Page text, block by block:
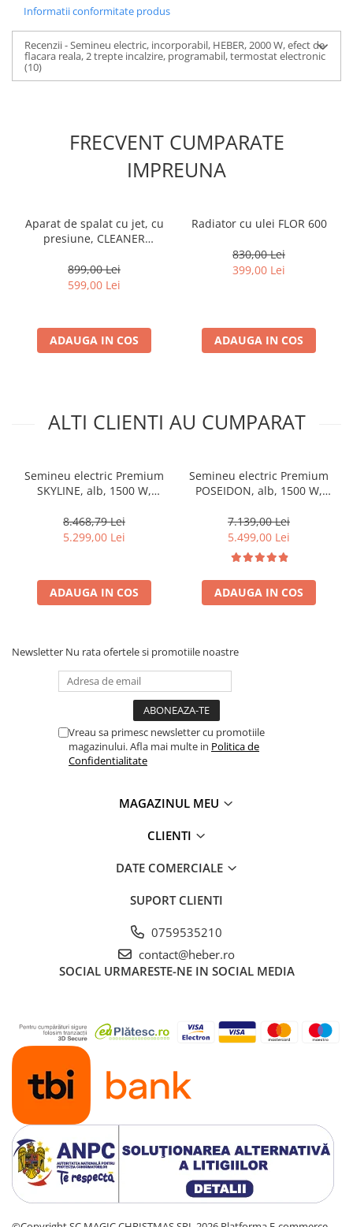
Informatii conformitate produs
Recenzii - Semineu electric, incorporabil, HEBER, 2000 W, efect de
flacara reala, 2 trepte incalzire, programabil, termostat electronic
(10)
FRECVENT CUMPARATE
IMPREUNA
Aparat de spalat cu jet, cu
presiune, CLEANER
899,00 Lei
599,00 Lei
ADAUGA IN COS
Radiator cu ulei FLOR 600
830,00 Lei
399,00 Lei
ADAUGA IN COS
ALTI CLIENTI AU CUMPARAT
Semineu electric Premium
SKYLINE, alb, 1500 W,
efect 3D, telecomanda
8.468,79 Lei
5.299,00 Lei
ADAUGA IN COS
Semineu electric Premium
POSEIDON, alb, 1500 W,
efect 3D, telecomanda
7.139,00 Lei
5.499,00 Lei
ADAUGA IN COS
Newsletter Nu rata ofertele si promotiile noastre
Vreau sa primesc newsletter cu promotiile
magazinului. Afla mai multe in Politica de
Confidentialitate
MAGAZINUL MEU
CLIENTI
DATE COMERCIALE
SUPORT CLIENTI
0759535210
contact@heber.ro
SOCIAL URMARESTE-NE IN SOCIAL MEDIA